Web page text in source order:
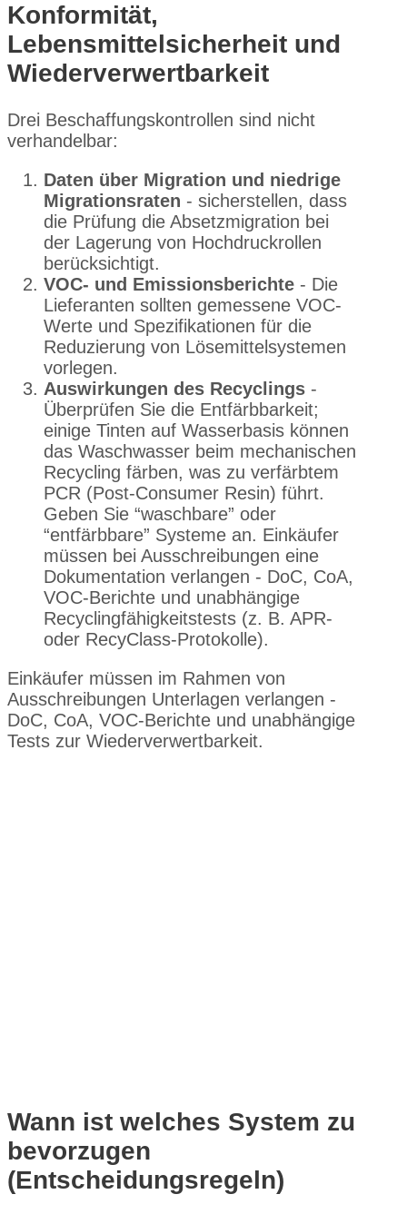
Konformität,
Lebensmittelsicherheit und
Wiederverwertbarkeit
Drei Beschaffungskontrollen sind nicht
verhandelbar:
Daten über Migration und niedrige
Migrationsraten - sicherstellen, dass
die Prüfung die Absetzmigration bei
der Lagerung von Hochdruckrollen
berücksichtigt.
VOC- und Emissionsberichte - Die
Lieferanten sollten gemessene VOC-
Werte und Spezifikationen für die
Reduzierung von Lösemittelsystemen
vorlegen.
Auswirkungen des Recyclings -
Überprüfen Sie die Entfärbbarkeit;
einige Tinten auf Wasserbasis können
das Waschwasser beim mechanischen
Recycling färben, was zu verfärbtem
PCR (Post-Consumer Resin) führt.
Geben Sie “waschbare” oder
“entfärbbare” Systeme an. Einkäufer
müssen bei Ausschreibungen eine
Dokumentation verlangen - DoC, CoA,
VOC-Berichte und unabhängige
Recyclingfähigkeitstests (z. B. APR-
oder RecyClass-Protokolle).
Einkäufer müssen im Rahmen von
Ausschreibungen Unterlagen verlangen -
DoC, CoA, VOC-Berichte und unabhängige
Tests zur Wiederverwertbarkeit.
Wann ist welches System zu
bevorzugen
(Entscheidungsregeln)